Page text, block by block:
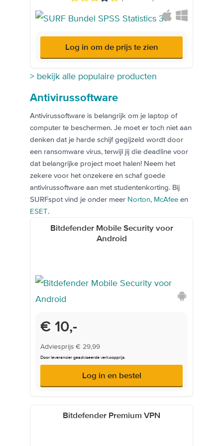
Log in om de prijs te zien
> bekijk alle populaire producten
Antivirussoftware
Antivirussoftware is belangrijk om je laptop of
computer te beschermen. Je moet er toch niet aan
denken dat je harde schijf gegijzeld wordt door
een ransomware virus, terwijl jij die deadline voor
dat belangrijke project moet halen! Neem het
zekere voor het onzekere en schaf goede
antivirussoftware aan met studentenkorting. Bij
SURFspot vind je onder meer Norton, McAfee en
ESET.
Bitdefender Mobile Security voor
Android
Onderwijsprijs
€ 10,-
Adviesprijs € 29,99
Door leverancier geadviseerde verkoopprijs.
Log in en bestel
Bitdefender Premium VPN